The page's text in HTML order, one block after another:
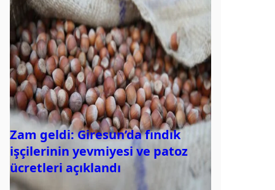
Zam geldi: Giresun’da fındık
işçilerinin yevmiyesi ve patoz
ücretleri açıklandı